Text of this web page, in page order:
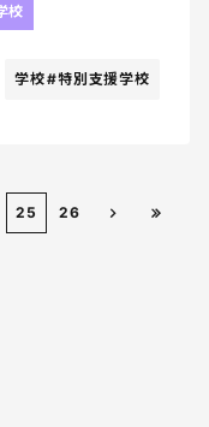
が多いです。
がうまく取れな
したら教えて欲
校
学校#特別支援学校
25 26